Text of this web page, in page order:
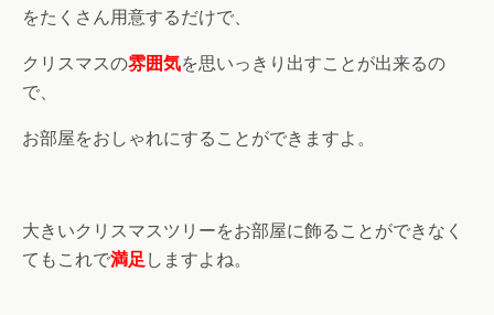
をたくさん用意するだけで、
クリスマスの雰囲気を思いっきり出すことが出来るの
で、
お部屋をおしゃれにすることができますよ。
大きいクリスマスツリーをお部屋に飾ることができなく
てもこれで満足しますよね。